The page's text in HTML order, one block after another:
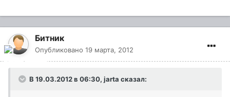
Битник
Опубликовано 19 марта, 2012
В 19.03.2012 в 06:30, jarta сказал: